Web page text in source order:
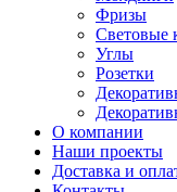
Фризы
Световые
Углы
Розетки
О компании
Наши проекты
Доставка и